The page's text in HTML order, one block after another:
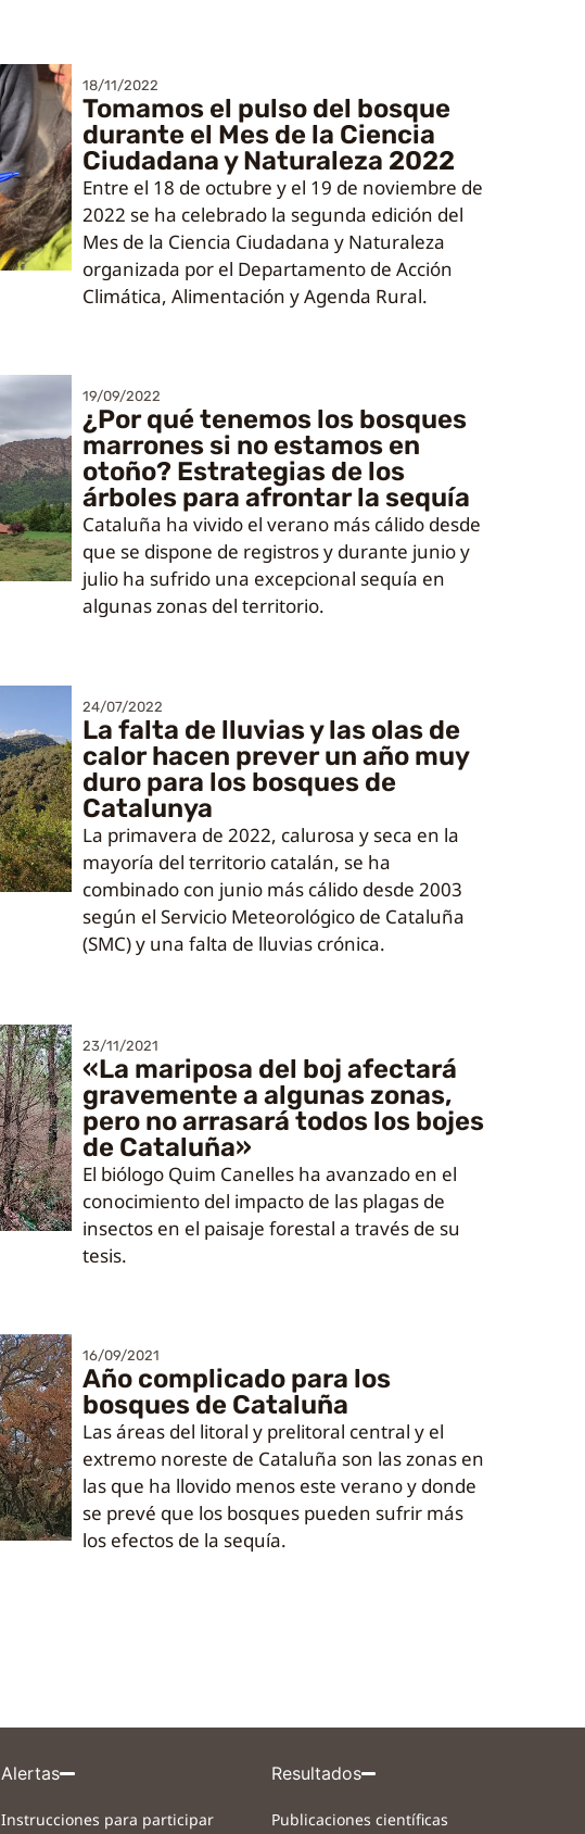
18/11/2022
Tomamos el pulso del bosque
durante el Mes de la Ciencia
Ciudadana y Naturaleza 2022
Entre el 18 de octubre y el 19 de noviembre de
2022 se ha celebrado la segunda edición del
Mes de la Ciencia Ciudadana y Naturaleza
organizada por el Departamento de Acción
Climática, Alimentación y Agenda Rural.
19/09/2022
¿Por qué tenemos los bosques
marrones si no estamos en
otoño? Estrategias de los
árboles para afrontar la sequía
Cataluña ha vivido el verano más cálido desde
que se dispone de registros y durante junio y
julio ha sufrido una excepcional sequía en
algunas zonas del territorio.
24/07/2022
La falta de lluvias y las olas de
calor hacen prever un año muy
duro para los bosques de
Catalunya
La primavera de 2022, calurosa y seca en la
mayoría del territorio catalán, se ha
combinado con junio más cálido desde 2003
según el Servicio Meteorológico de Cataluña
(SMC) y una falta de lluvias crónica.
23/11/2021
«La mariposa del boj afectará
gravemente a algunas zonas,
pero no arrasará todos los bojes
de Cataluña»
El biólogo Quim Canelles ha avanzado en el
conocimiento del impacto de las plagas de
insectos en el paisaje forestal a través de su
tesis.
16/09/2021
Año complicado para los
bosques de Cataluña
Las áreas del litoral y prelitoral central y el
extremo noreste de Cataluña son las zonas en
las que ha llovido menos este verano y donde
se prevé que los bosques pueden sufrir más
los efectos de la sequía.
Alertas
Instrucciones para participar
Resultados
Publicaciones científicas